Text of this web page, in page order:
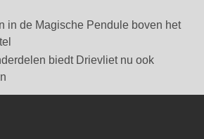
in de Magische Pendule boven het
biedt Drievliet nu ook